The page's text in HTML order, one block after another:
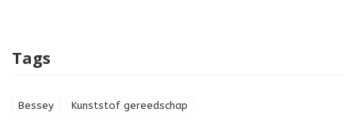
Tags
Bessey Kunststof gereedschap